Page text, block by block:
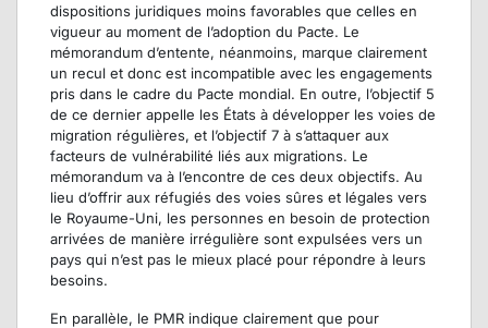
dispositions juridiques moins favorables que celles en
vigueur au moment de l’adoption du Pacte. Le
mémorandum d’entente, néanmoins, marque clairement
un recul et donc est incompatible avec les engagements
pris dans le cadre du Pacte mondial. En outre, l’objectif 5
de ce dernier appelle les États à développer les voies de
migration régulières, et l’objectif 7 à s’attaquer aux
facteurs de vulnérabilité liés aux migrations. Le
mémorandum va à l’encontre de ces deux objectifs. Au
lieu d’offrir aux réfugiés des voies sûres et légales vers
le Royaume-Uni, les personnes en besoin de protection
arrivées de manière irrégulière sont expulsées vers un
pays qui n’est pas le mieux placé pour répondre à leurs
besoins.
En parallèle, le PMR indique clairement que pour